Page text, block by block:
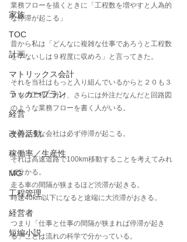
家族
TOC
計画
マトリックス会計
ラッカープラン
経営
改善活動
稼働率／生産性
MG
工程管理
経営者
短編小説
業務フローを描くときに「工程数を増やすと人為的
な停滞が起こる」
昔から私は「どんなに複雑な仕事であろうと工程数
を７ないしは９程度に収めろ」と言ってきた。
それを当社はもっと入り組んでいるからと２０も３
０もの工程に分け、さらには外注だなんだと回路図
のような業務フローを書く人がいる。
そのような会社は必ず停滞が起こる。
それは高速道路で100km移動することを考えてみれ
ば分かる。
走る車の間隔が狭まるほど渋滞が起きる。
時速40km以下になると途端に大渋滞がおきる。
つまり「仕事と仕事の間隔が狭まれば停滞が起き
る」ことは流れの科学で分かっている。